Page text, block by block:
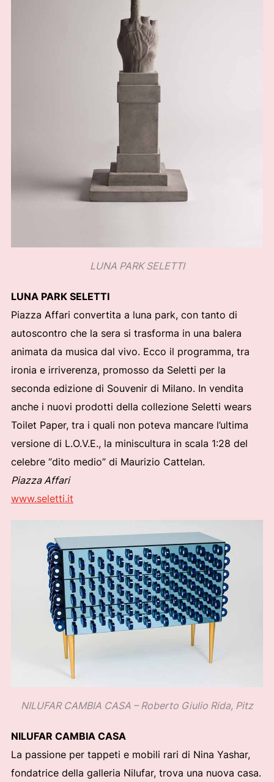
LUNA PARK SELETTI
LUNA PARK SELETTI
Piazza Affari convertita a luna park, con tanto di
autoscontro che la sera si trasforma in una balera
animata da musica dal vivo. Ecco il programma, tra
ironia e irriverenza, promosso da Seletti per la
seconda edizione di Souvenir di Milano. In vendita
anche i nuovi prodotti della collezione Seletti wears
Toilet Paper, tra i quali non poteva mancare l’ultima
versione di L.O.V.E., la miniscultura in scala 1:28 del
celebre “dito medio” di Maurizio Cattelan.
Piazza Affari
www.seletti.it
NILUFAR CAMBIA CASA – Roberto Giulio Rida, Pitz
NILUFAR CAMBIA CASA
La passione per tappeti e mobili rari di Nina Yashar,
fondatrice della galleria Nilufar, trova una nuova casa.